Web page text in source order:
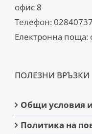
офис 8
Телефон:
Електронна поща:
ПОЛЕЗНИ ВРЪЗКИ
Общи условия
Политика на